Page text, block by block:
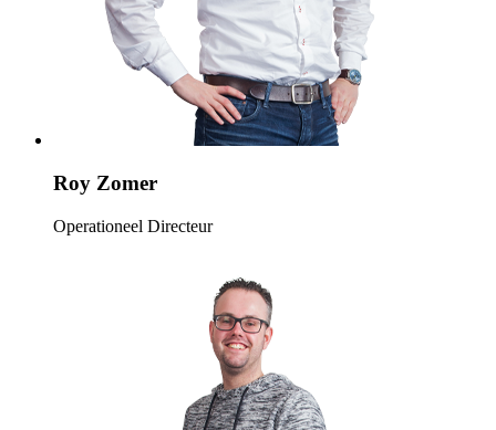
Roy Zomer
Operationeel Directeur